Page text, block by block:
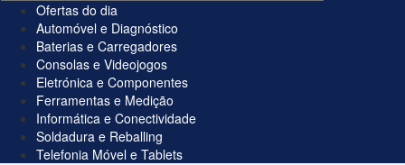
Ofertas do dia
Automóvel e Diagnóstico
Baterias e Carregadores
Consolas e Videojogos
Eletrónica e Componentes
Ferramentas e Medição
Informática e Conectividade
Soldadura e Reballing
Telefonia Móvel e Tablets